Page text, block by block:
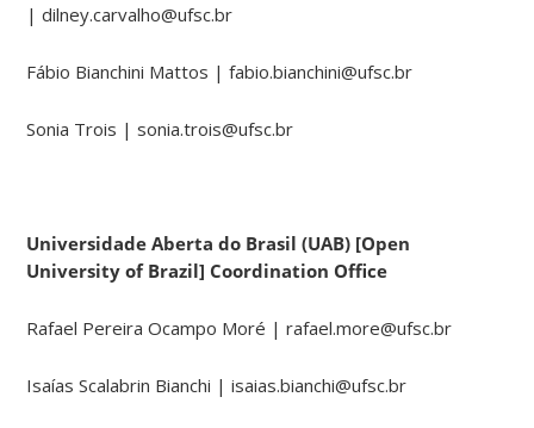
| dilney.carvalho@ufsc.br
Fábio Bianchini Mattos | fabio.bianchini@ufsc.br
Sonia Trois | sonia.trois@ufsc.br
Universidade Aberta do Brasil (UAB) [Open
University of Brazil] Coordination Office
Rafael Pereira Ocampo Moré | rafael.more@ufsc.br
Isaías Scalabrin Bianchi | isaias.bianchi@ufsc.br